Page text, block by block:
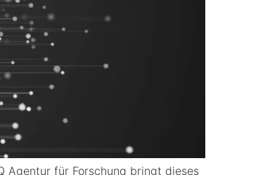
Agentur für Forschung bringt dieses